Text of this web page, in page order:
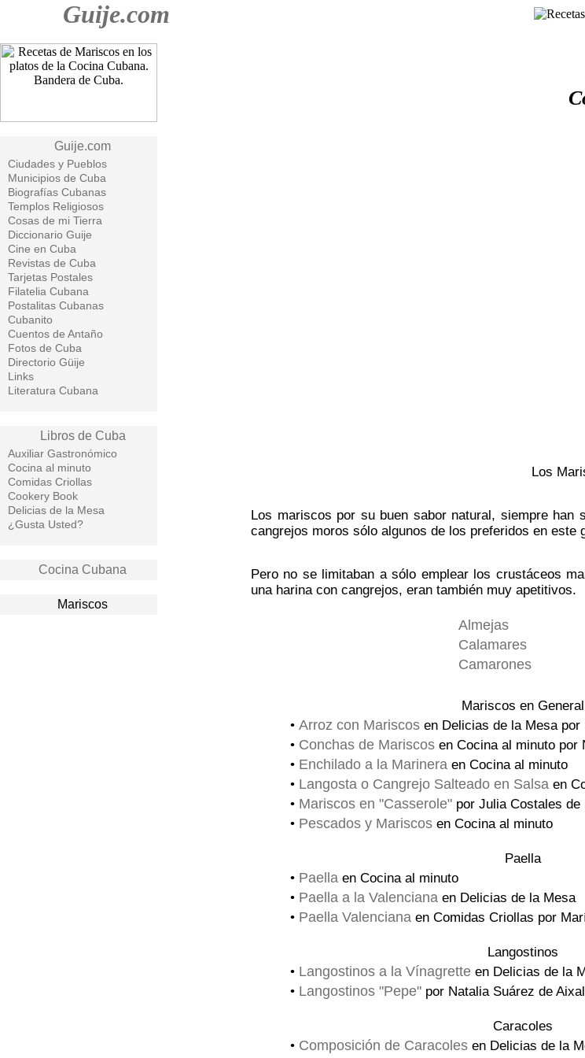
Guije.com
Guije.com
Ciudades y Pueblos
Municipios de Cuba
Biografías Cubanas
Templos Religiosos
Cosas de mi Tierra
Diccionario Guije
Cine en Cuba
Revistas de Cuba
Tarjetas Postales
Filatelia Cubana
Postalitas Cubanas
Cubanito
Cuentos de Antaño
Fotos de Cuba
Directorio Güije
Links
Literatura Cubana
Libros de Cuba
Auxiliar Gastronómico
Cocina al minuto
Comidas Criollas
Cookery Book
Delicias de la Mesa
¿Gusta Usted?
Cocina Cubana
Mariscos
Los
Los mariscos por su buen sabor natural, siempre
cangrejos moros sólo algunos de los preferidos en este
Pero no se limitaban a sólo emplear los crustáceos
una harina con cangrejos, eran también muy apetitivos.
Almejas
Calamares
Camarones
Mariscos en General
• Arroz con Mariscos en Delicias de la Mesa
• Conchas de Mariscos en Cocina al minuto por
• Enchilado a la Marinera en Cocina al minuto
• Langosta o Cangrejo Salteado en Salsa en
• Mariscos en "Casserole" por Julia Costales
• Pescados y Mariscos en Cocina al minuto
Paella
• Paella en Cocina al minuto
• Paella a la Valenciana en Delicias de la Mesa
• Paella Valenciana en Comidas Criollas por
Langostinos
• Langostinos a la Vínagrette en Delicias de la
• Langostinos "Pepe" por Natalia Suárez de
Caracoles
• Composición de Caracoles en Delicias de la